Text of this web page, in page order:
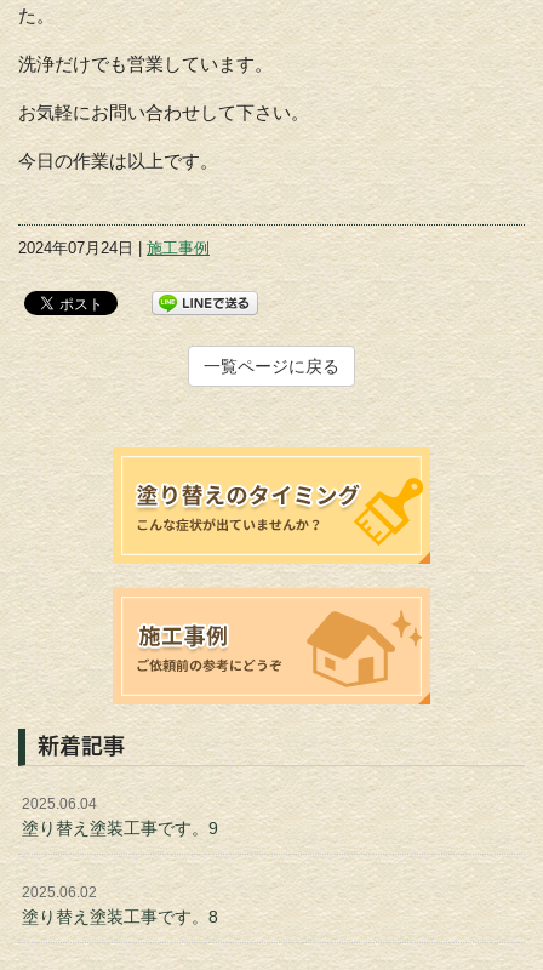
た。
洗浄だけでも営業しています。
お気軽にお問い合わせして下さい。
今日の作業は以上です。
2024年07月24日 | 施工事例
一覧ページに戻る
新着記事
2025.06.04
塗り替え塗装工事です。9
2025.06.02
塗り替え塗装工事です。8